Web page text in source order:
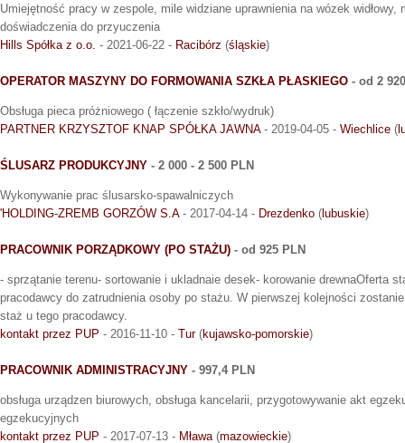
Umiejętność pracy w zespole, mile widziane uprawnienia na wózek widłowy,
doświadczenia do przyuczenia
Hills Spółka z o.o. - 2021-06-22 - Racibórz (śląskie)
OPERATOR MASZYNY DO FORMOWANIA SZKŁA PŁASKIEGO - od 2
Obsługa pieca próżniowego ( łączenie szkło/wydruk)
PARTNER KRZYSZTOF KNAP SPÓŁKA JAWNA- 2019-04-05 - Wiechlice (
ŚLUSARZ PRODUKCYJNY - 2 000 - 2 500 PLN
Wykonywanie prac ślusarsko-spawalniczych
'HOLDING-ZREMB GORZÓW S.A- 2017-04-14 - Drezdenko (lubuskie)
PRACOWNIK PORZĄDKOWY (PO STAŻU) - od 925 PLN
- sprzątanie terenu- sortowanie i ukladnaie desek- korowanie drewnaOferta
pracodawcy do zatrudnienia osoby po stażu. W pierwszej kolejności
staż u tego pracodawcy.
kontakt przez PUP - 2016-11-10 - Tur(kujawsko-pomorskie)
PRACOWNIK ADMINISTRACYJNY - 997,4 PLN
obsługa urządzen biurowych, obsługa kancelarii, przygotowywanie akt
egzekucyjnych
kontakt przez PUP - 2017-07-13 - Mława (mazowieckie)